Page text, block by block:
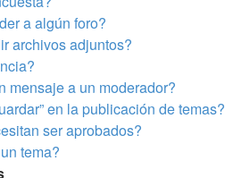
a algún foro?
archivos adjuntos?
mensaje a un moderador?
en la publicación de temas?
ser aprobados?
tema?